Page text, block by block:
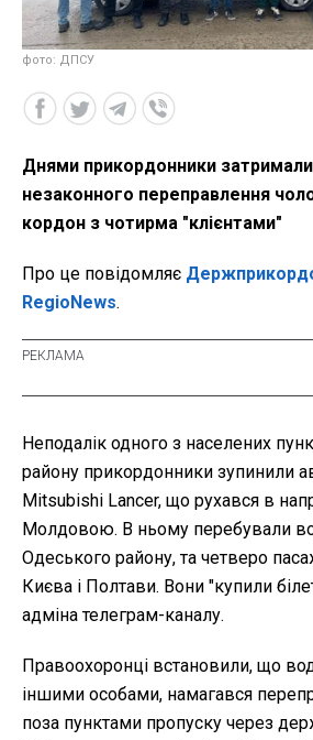
фото: ДПСУ
Днями прикордонники
незаконного переправлення
кордон з чотирма "клієнтами"
Про це повідомляє
RegioNews.
Неподалік одного з населених
району прикордонники зупинили
Mitsubishi Lancer, що рухався в
Молдовою. В ньому перебували
Одеського району, та четверо
Києва і Полтави. Вони "купили
адміна телеграм-каналу.
Правоохоронці встановили, що
іншими особами, намагався
поза пунктами пропуску через